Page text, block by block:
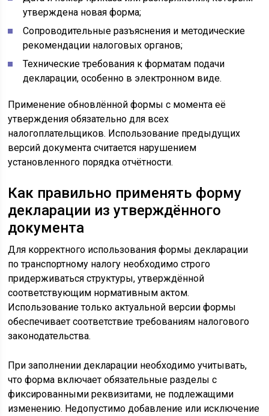
утверждена новая форма;
Сопроводительные разъяснения и методические
рекомендации налоговых органов;
Технические требования к форматам подачи
декларации, особенно в электронном виде.
Применение обновлённой формы с момента её
утверждения обязательно для всех
налогоплательщиков. Использование предыдущих
версий документа считается нарушением
установленного порядка отчётности.
Как правильно применять форму
декларации из утверждённого
документа
Для корректного использования формы декларации
по транспортному налогу необходимо строго
придерживаться структуры, утверждённой
соответствующим нормативным актом.
Использование только актуальной версии формы
обеспечивает соответствие требованиям налогового
законодательства.
При заполнении декларации необходимо учитывать,
что форма включает обязательные разделы с
фиксированными реквизитами, не подлежащими
изменению. Недопустимо добавление или исключение